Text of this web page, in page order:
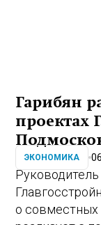
Гарибян
проектах
ЭКОНОМИКА
о совместных